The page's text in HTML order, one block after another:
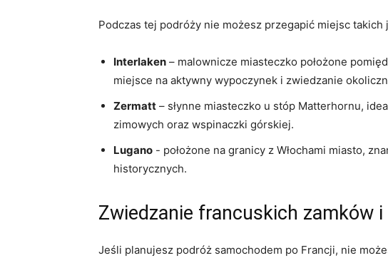
Podczas ​tej podróży nie możesz przegapić miejsc‍ takich
Interlaken – malownicze miasteczko położone
miejsce na aktywny wypoczynek i zwiedzanie
Zermatt – słynne‌ miasteczko u stóp Matterhornu,
zimowych oraz wspinaczki górskiej.
Lugano ⁢- położone⁤ na granicy z⁢ Włochami miasto,
historycznych.
Zwiedzanie francuskich zamków
Jeśli‌ planujesz podróż samochodem ⁤po Francji, nie